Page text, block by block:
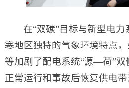
在“双碳”目标与新型电
寒地区独特的气象环境特点
等加剧了配电系统“源—荷”双
正常运行和事故后恢复供电带